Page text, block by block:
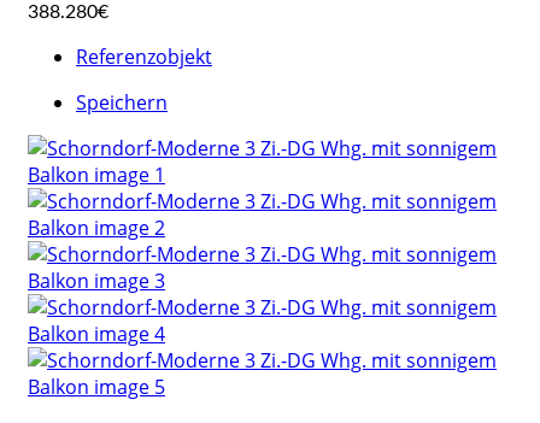
388.280€
Referenzobjekt
Speichern